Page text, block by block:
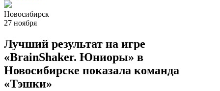
Новосибирск
27 ноября
Лучший результат на игре
«BrainShaker. Юниоры» в
Новосибирске показала команда
«Тэшки»